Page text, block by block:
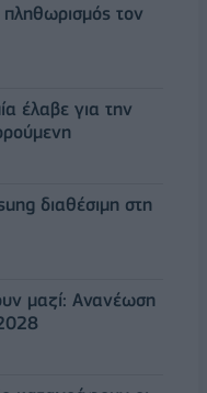
τον
έλαβε για την
διαθέσιμη στη
μαζί: Ανανέωση